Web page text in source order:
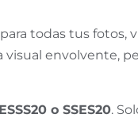
todas tus fotos,
envolvente,
ESSS20 o SSES20.